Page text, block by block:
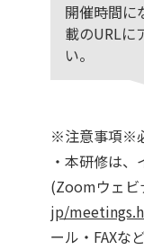
開催時間に
載のURLに
い。
※注意事項※
・本研修は
(Zoomウェビ
jp/
ール・FAXな